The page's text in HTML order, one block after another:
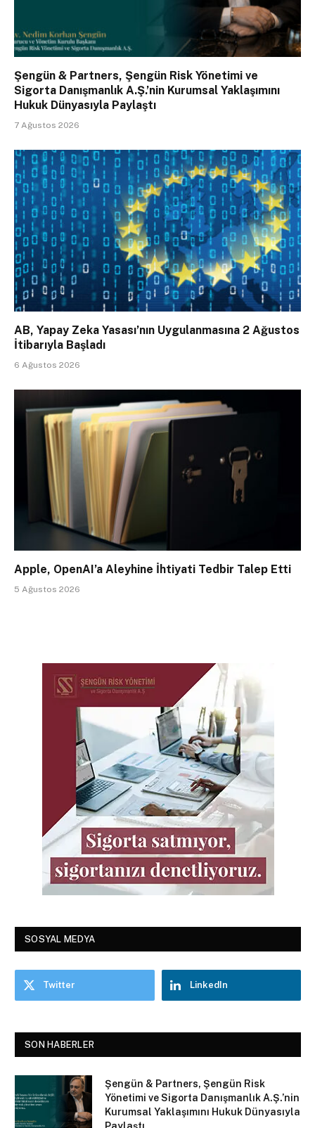
Şengün & Partners, Şengün Risk Yönetimi ve
Sigorta Danışmanlık A.Ş.’nin Kurumsal Yaklaşımını
Hukuk Dünyasıyla Paylaştı
7 Ağustos 2026
AB, Yapay Zeka Yasası’nın Uygulanmasına 2 Ağustos
İtibarıyla Başladı
6 Ağustos 2026
Apple, OpenAI’a Aleyhine İhtiyati Tedbir Talep Etti
5 Ağustos 2026
SOSYAL MEDYA
Twitter LinkedIn
SON HABERLER
Şengün & Partners, Şengün Risk
Yönetimi ve Sigorta Danışmanlık A.Ş.’nin
Kurumsal Yaklaşımını Hukuk Dünyasıyla